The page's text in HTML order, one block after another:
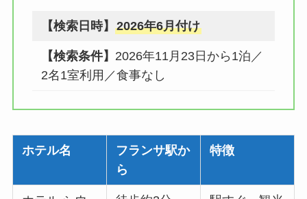
【検索日時】2026年6月付け
【検索条件】 2026年11月23日から1泊／
2名1室利用／食事なし
ホテル名
フランサ駅か
ら
特徴